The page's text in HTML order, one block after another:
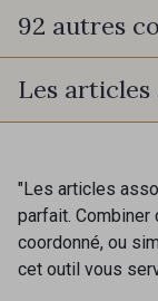
6 mm
16 mm
70 mm
92 autres
725 - 725
30 - 30
Les articles
"Les articles
parfait.
coordonné, ou
cet outil vous